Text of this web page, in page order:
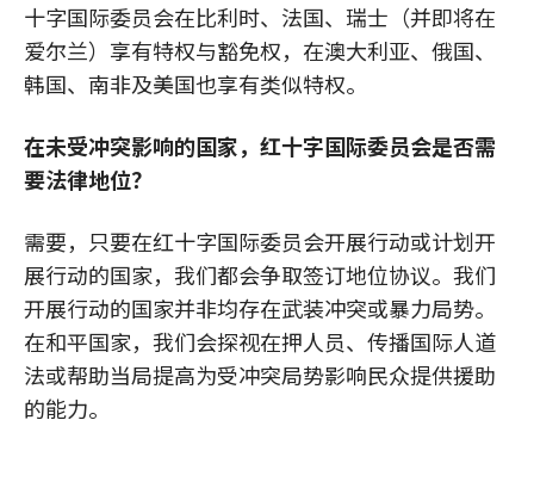
十字国际委员会在比利时、法国、瑞士（并即将在
爱尔兰）享有特权与豁免权，在澳大利亚、俄国、
韩国、南非及美国也享有类似特权。
在未受冲突影响的国家，红十字国际委员会是否需
要法律地位？
需要，只要在红十字国际委员会开展行动或计划开
展行动的国家，我们都会争取签订地位协议。我们
开展行动的国家并非均存在武装冲突或暴力局势。
在和平国家，我们会探视在押人员、传播国际人道
法或帮助当局提高为受冲突局势影响民众提供援助
的能力。